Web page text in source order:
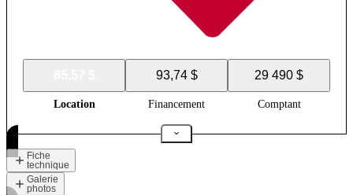
93,74 $ 29 490 $
Location Financement Comptant
Fiche
technique
Galerie
photos